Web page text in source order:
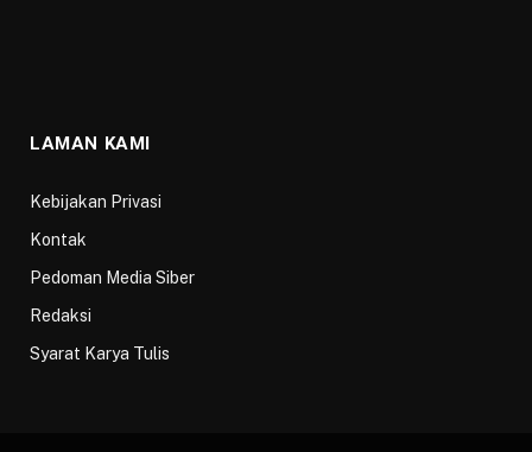
LAMAN KAMI
Kebijakan Privasi
Kontak
Pedoman Media Siber
Redaksi
Syarat Karya Tulis